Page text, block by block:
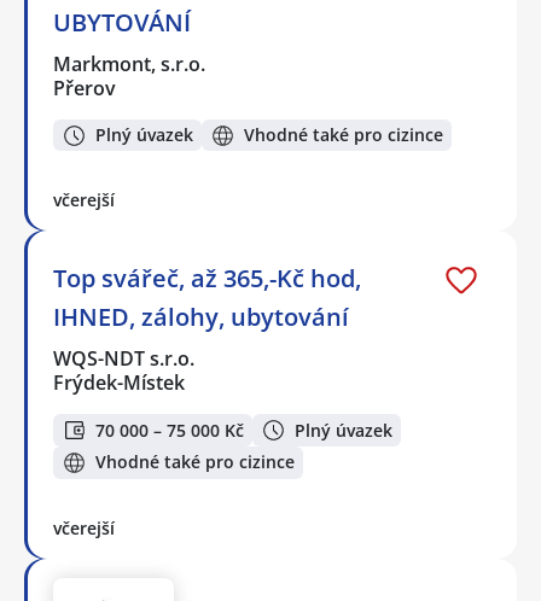
UBYTOVÁNÍ
Markmont, s.r.o.
Přerov
Plný úvazek Vhodné také pro cizince
včerejší
Top svářeč, až 365,-Kč hod,
IHNED, zálohy, ubytování
WQS-NDT s.r.o.
Frýdek-Místek
70 000 – 75 000 Kč
Plný úvazek
Vhodné také pro cizince
včerejší